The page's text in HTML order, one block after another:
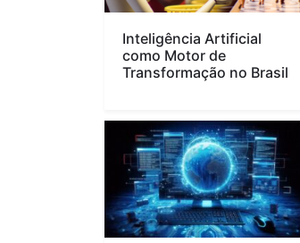
Inteligência Artificial
como Motor de
Transformação no Brasil